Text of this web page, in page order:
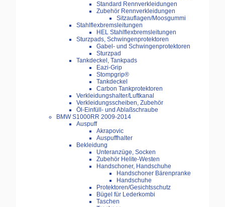
Standard Rennverkleidungen
Zubehör Rennverkleidungen
Sitzauflagen/Moosgummi
Stahlflexbremsleitungen
HEL Stahlflexbremsleitungen
Sturzpads, Schwingenprotektoren
Gabel- und Schwingenprotektoren
Sturzpad
Tankdeckel, Tankpads
Eazi-Grip
Stompgrip®
Tankdeckel
Carbon Tankprotektoren
Verkleidungshalter/Luftkanal
Verkleidungsscheiben, Zubehör
Öl-Einfüll- und Ablaßschraube
BMW S1000RR 2009-2014
Auspuff
Akrapovic
Auspuffhalter
Bekleidung
Unteranzüge, Socken
Zubehör Helite-Westen
Handschoner, Handschuhe
Handschoner Bärenpranke
Handschuhe
Protektoren/Gesichtsschutz
Bügel für Lederkombi
Taschen